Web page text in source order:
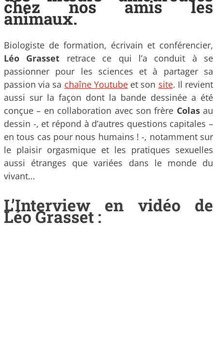
chez nos amis les
animaux.
Biologiste de formation, écrivain et conférencier,
Léo Grasset retrace ce qui l’a conduit à se
passionner pour les sciences et à partager sa
passion via sa chaîne Youtubeet son site. Il revient
aussi sur la façon dont la bande dessinée a été
conçue – en collaboration avec son frère Colasau
dessin -, et répond à d’autres questions capitales –
en tous cas pour nous humains ! -, notamment sur
le plaisir orgasmique et les pratiques sexuelles
aussi étranges que variées dans le monde du
vivant…
L’Interview en vidéo de
Léo Grasset :